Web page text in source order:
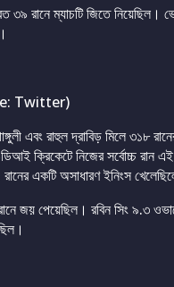
রানে ম্যাচটি জিতে নিয়েছিল।
Twitter)
এবং রাহুল দ্রাবিড় মিলে ৩১৮
ক্রিকেটে নিজের সর্বোচ্চ রান
একটি অসাধারণ ইনিংস
জয় পেয়েছিল। রবিন সিং ৯.৩